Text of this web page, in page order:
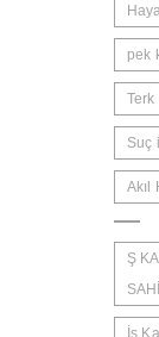
pek
Terk
Suç
Akıl
Ş
İş